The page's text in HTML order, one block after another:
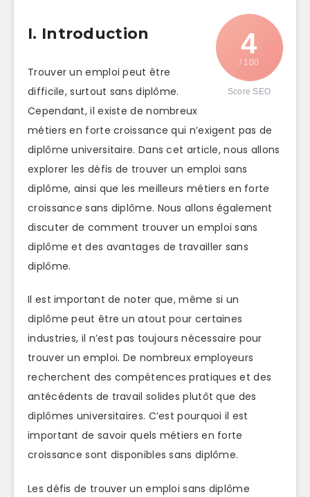
4
/ 100
Score SEO
I. Introduction
Trouver un emploi peut être
difficile, surtout sans diplôme.
Cependant, il existe de nombreux
métiers en forte croissance qui n’exigent pas de
diplôme universitaire. Dans cet article, nous allons
explorer les défis de trouver un emploi sans
diplôme, ainsi que les meilleurs métiers en forte
croissance sans diplôme. Nous allons également
discuter de comment trouver un emploi sans
diplôme et des avantages de travailler sans
diplôme.
Il est important de noter que, même si un
diplôme peut être un atout pour certaines
industries, il n’est pas toujours nécessaire pour
trouver un emploi. De nombreux employeurs
recherchent des compétences pratiques et des
antécédents de travail solides plutôt que des
diplômes universitaires. C’est pourquoi il est
important de savoir quels métiers en forte
croissance sont disponibles sans diplôme.
Les défis de trouver un emploi sans diplôme